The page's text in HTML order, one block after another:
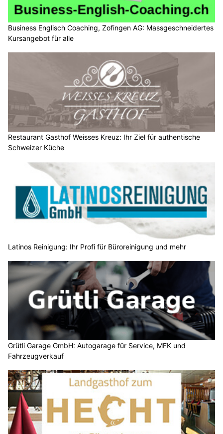
Business Englisch Coaching, Zofingen AG: Massgeschneidertes
Kursangebot für alle
Restaurant Gasthof Weisses Kreuz: Ihr Ziel für authentische
Schweizer Küche
Latinos Reinigung: Ihr Profi für Büroreinigung und mehr
Grütli Garage GmbH: Autogarage für Service, MFK und
Fahrzeugverkauf